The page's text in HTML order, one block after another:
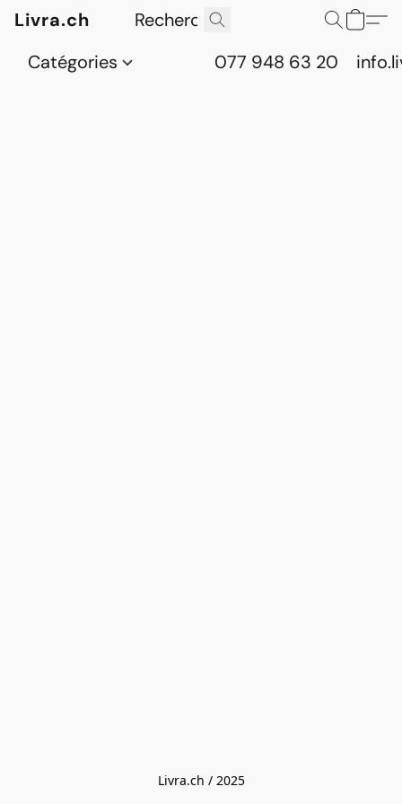
Livra.ch
Catégories
077 948 63 20
Livra.ch / 2025